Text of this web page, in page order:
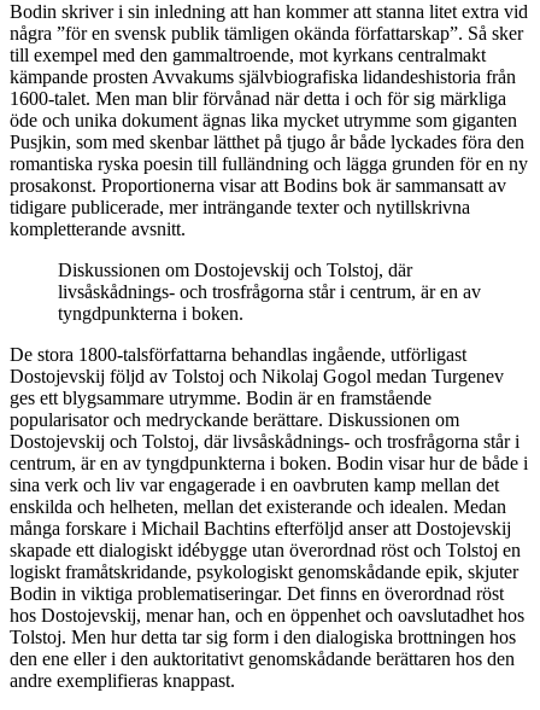
Bodin skriver i sin inledning att han kommer att stanna litet extra vid
några ”för en svensk publik tämligen okända författarskap”. Så sker
till exempel med den gammaltroende, mot kyrkans centralmakt
kämpande prosten Avvakums självbiografiska lidandeshistoria från
1600-talet. Men man blir förvånad när detta i och för sig märkliga
öde och unika dokument ägnas lika mycket utrymme som giganten
Pusjkin, som med skenbar lätthet på tjugo år både lyckades föra den
romantiska ryska poesin till fulländning och lägga grunden för en ny
prosakonst. Proportionerna visar att Bodins bok är sammansatt av
tidigare publicerade, mer inträngande texter och nytillskrivna
kompletterande avsnitt.
Diskussionen om Dostojevskij och Tolstoj, där
livsåskådnings- och trosfrågorna står i centrum, är en av
tyngdpunkterna i boken.
De stora 1800-talsförfattarna behandlas ingående, utförligast
Dostojevskij följd av Tolstoj och Nikolaj Gogol medan Turgenev
ges ett blygsammare utrymme. Bodin är en framstående
popularisator och medryckande berättare. Diskussionen om
Dostojevskij och Tolstoj, där livsåskådnings- och trosfrågorna står i
centrum, är en av tyngdpunkterna i boken. Bodin visar hur de både i
sina verk och liv var engagerade i en oavbruten kamp mellan det
enskilda och helheten, mellan det existerande och idealen. Medan
många forskare i Michail Bachtins efterföljd anser att Dostojevskij
skapade ett dialogiskt idébygge utan överordnad röst och Tolstoj en
logiskt framåtskridande, psykologiskt genomskådande epik, skjuter
Bodin in viktiga problematiseringar. Det finns en överordnad röst
hos Dostojevskij, menar han, och en öppenhet och oavslutadhet hos
Tolstoj. Men hur detta tar sig form i den dialogiska brottningen hos
den ene eller i den auktoritativt genomskådande berättaren hos den
andre exemplifieras knappast.